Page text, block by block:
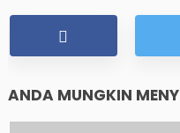
ANDA MUNGKIN